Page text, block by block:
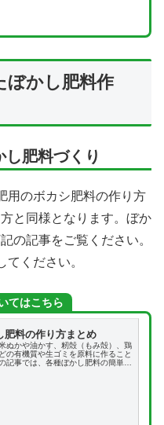
ぼかし肥料作
し肥料づくり
用のボカシ肥料の作り方
と同様となります。ぼか
の記事をご覧ください。
ください。
てはこちら
肥料の作り方まとめ
ぬかや油かす、籾殻（もみ殻）、鶏
の有機質や生ゴミを原料に作ること
記事では、各種ぼかし肥料の簡単な